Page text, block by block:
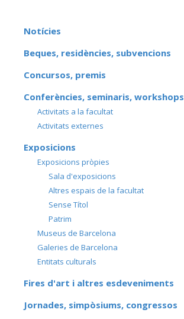
Notícies
Beques, residències, subvencions
Concursos, premis
Conferències, seminaris, workshops
Activitats a la facultat
Activitats externes
Exposicions
Exposicions pròpies
Sala d'exposicions
Altres espais de la facultat
Sense Títol
Patrim
Museus de Barcelona
Galeries de Barcelona
Entitats culturals
Fires d'art i altres esdeveniments
Jornades, simpòsiums, congressos